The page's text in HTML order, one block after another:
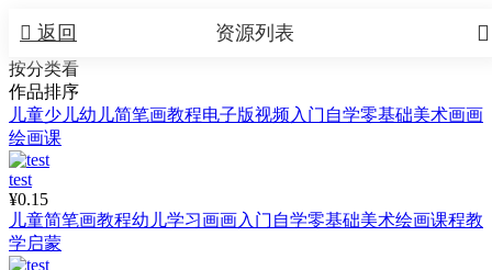
 返回 
资源列表
按分类看
作品排序
儿童少儿幼儿简笔画教程电子版视频入门自学零基础美术画画
绘画课
test
¥0.15
儿童简笔画教程幼儿学习画画入门自学零基础美术绘画课程教
学启蒙